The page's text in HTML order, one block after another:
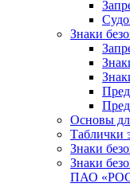
Знаки
Основы
Таблички
Знаки
Знаки
ПАО